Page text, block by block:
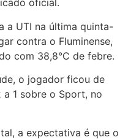
oficial.
a UTI na última quinta-
contra o Fluminense,
com 38,8°C de febre.
o jogador ficou de
1 sobre o Sport, no
a expectativa é que o